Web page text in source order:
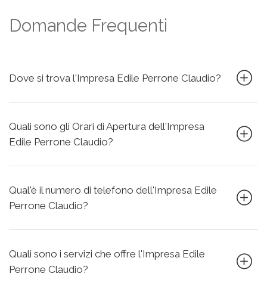
Domande Frequenti
Dove si trova l'Impresa Edile Perrone Claudio?
Quali sono gli Orari di Apertura dell'Impresa
Edile Perrone Claudio?
Qual'è il numero di telefono dell'Impresa Edile
Perrone Claudio?
Quali sono i servizi che offre l'Impresa Edile
Perrone Claudio?